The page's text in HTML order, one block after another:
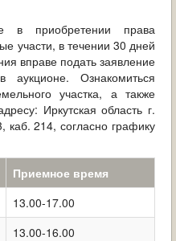
в приобретении права
участи, в течении 30 дней
вправе подать заявление
аукционе. Ознакомиться
участка, а также
Иркутская область г.
214, согласно графику
Приемное время
13.00-17.00
13.00-16.00